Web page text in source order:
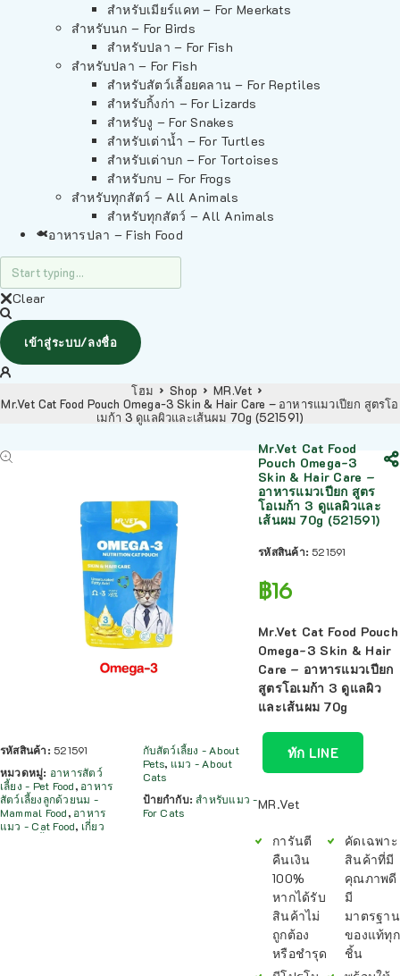
สำหรับเมียร์แคท – For Meerkats
สำหรับนก – For Birds
สำหรับปลา – For Fish
สำหรับปลา – For Fish
สำหรับสัตว์เลื้อยคลาน – For Reptiles
สำหรับกิ้งก่า – For Lizards
สำหรับงู – For Snakes
สำหรับเต่าน้ำ – For Turtles
สำหรับเต่าบก – For Tortoises
สำหรับกบ – For Frogs
สำหรับทุกสัตว์ – All Animals
สำหรับทุกสัตว์ – All Animals
อาหารปลา – Fish Food
Clear
เข้าสู่ระบบ/ลงชื่อ
โฮม Shop
MR.Vet
Mr.Vet Cat Food Pouch Omega-3 Skin & Hair Care – อาหารแมวเปียก สูตรโอ
เมก้า 3 ดูแลผิวและเส้นผม 70g (521591)
รหัสสินค้า: 521591
หมวดหมู่: อาหารสัตว์
เลี้ยง - Pet Food, อาหาร
สัตว์เลี้ยงลูกด้วยนม -
Mammal Food, อาหาร
แมว - Cat Food, เกี่ยว
กับสัตว์เลี้ยง - About
Pets, แมว - About
Cats
ป้ายกำกับ:สำหรับแมว -
For Cats
Mr.Vet Cat Food
Pouch Omega-3
Skin & Hair Care –
อาหารแมวเปียก สูตร
โอเมก้า 3 ดูแลผิวและ
เส้นผม 70g (521591)
รหัสสินค้า: 521591
฿16
Mr.Vet Cat Food Pouch
Omega-3 Skin & Hair
Care – อาหารแมวเปียก
สูตรโอเมก้า 3 ดูแลผิว
และเส้นผม 70g
ทัก LINE
MR.Vet
การันตี
คืนเงิน
100%
หากได้รับ
สินค้าไม่
ถูกต้อง
หรือชำรุด
คัดเฉพาะ
สินค้าที่มี
คุณภาพดี
มี
มาตรฐาน
ของแท้ทุก
ชิ้น